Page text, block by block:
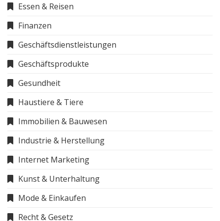
Essen & Reisen
Finanzen
Geschäftsdienstleistungen
Geschäftsprodukte
Gesundheit
Haustiere & Tiere
Immobilien & Bauwesen
Industrie & Herstellung
Internet Marketing
Kunst & Unterhaltung
Mode & Einkaufen
Recht & Gesetz